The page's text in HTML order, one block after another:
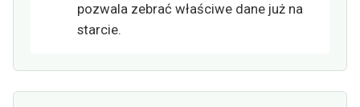
pozwala zebrać właściwe dane już na
starcie.